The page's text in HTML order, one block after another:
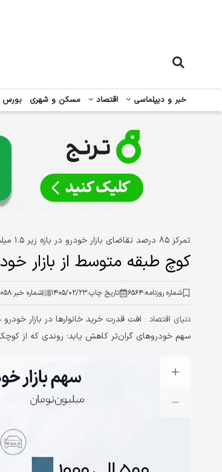
خبر و دیپلماسی اقتصاد مسکن و شهری بورس
تمرکز ۸۵ درصد تقاضای بازار خودرو در بازه زیر ۱.۵ میلیارد تومان
کوچ طبقه متوسط از بازار
شماره روزنامه:۶۵۶۴ تاریخ چاپ:۱۴۰۵/۰۲/۲۳ شماره خبر:
دنیای اقتصاد : افت قدرت خرید خانوارها در بازار
سهم خودروهای گران‌تر کاهش یابد؛ روندی که از